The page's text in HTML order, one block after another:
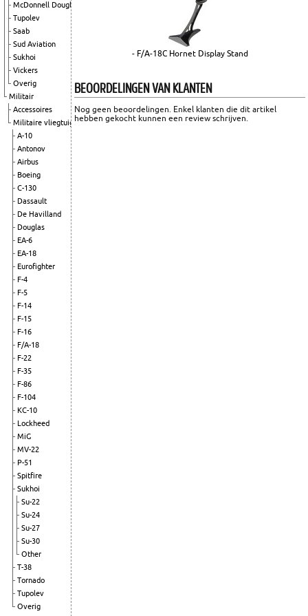
McDonnell Douglas
Tupolev
Saab
Sud Aviation
Sukhoi
Vickers
Overig
Militair
Accessoires
Militaire vliegtuigen
A-10
Antonov
Airbus
Boeing
C-130
Dassault
De Havilland
Douglas
EA-6
EA-18
Eurofighter
F-4
F-5
F-14
F-15
F-16
F/A-18
F-22
F-35
F-86
F-104
KC-10
Lockheed
MiG
MV-22
P-51
Spitfire
Sukhoi
Su-22
Su-24
Su-27
Su-30
Other
T-38
Tornado
Tupolev
Overig
- F/A-18C Hornet Display Stand
BEOORDELINGEN VAN KLANTEN
Nog geen beoordelingen. Enkel klanten die dit artikel
hebben gekocht kunnen een review schrijven.